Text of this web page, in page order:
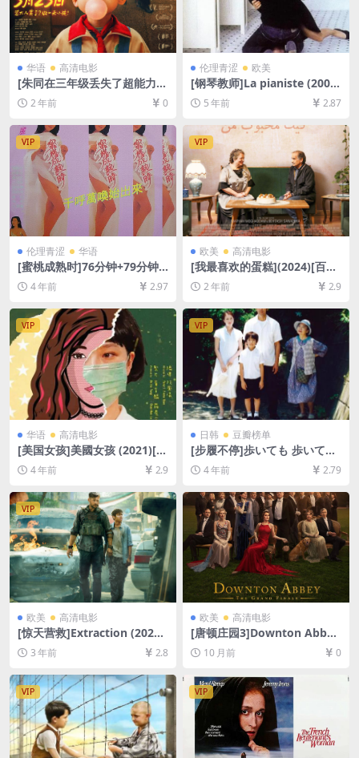
华语 高清电影
[朱同在三年级丢失了超能力]
(2023)[百度网盘+夸克网盘10
80P超清未删减资源][网盘在
线播放/下载][MP4/5.6GB][中
文字幕]
2 年前 0
伦理青涩 欧美
[钢琴教师]La pianiste (2001)
[百度网盘+迅雷云盘资源1080
P超清未删减][MP4/7.4GB][中
英字幕]【视频文件+防和谐压
缩包（含解压密码）】
5 年前 2.87
VIP
伦理青涩 华语
[蜜桃成熟时]76分钟+79分钟
特别版 蜜桃成熟時 (1993)[百
度网盘+迅雷云盘资源1080P
超清未删减][MP4/6.3GB][粤
语中字/国语中字]【手机无法
在线播放，请下载防和谐压缩
包（含解压密码）】
4 年前 2.97
VIP
欧美 高清电影
[我最喜欢的蛋糕](2024)[百度
网盘+夸克网盘1080P超清未
删减资源][网盘在线播放/下
载][MP4/6.4GB][中文字幕]
2 年前 2.9
VIP
华语 高清电影
[美国女孩]美國女孩 (2021)[百
度网盘+迅雷云盘资源1080P
超清未删减][MP4/5.8GB][中
4 年前 2.9
VIP
日韩 豆瓣榜单
[步履不停]歩いても 歩いても
(2008)[百度网盘+迅雷云盘资
源1080P超清未删减][MP4/7.
4 年前 2.79
VIP
欧美 高清电影
[惊天营救]Extraction (2020)
[百度网盘+迅雷云盘资源1080
P超清未删减][MP4/6.9GB][中
英字幕]
3 年前 2.8
欧美 高清电影
[唐顿庄园3]Downton Abbe
y: The Grand Finale (2025)
[百度网盘+夸克网盘1080P超
下载][MP4/9.7GB][中英字幕]
10 月前 0
VIP VIP